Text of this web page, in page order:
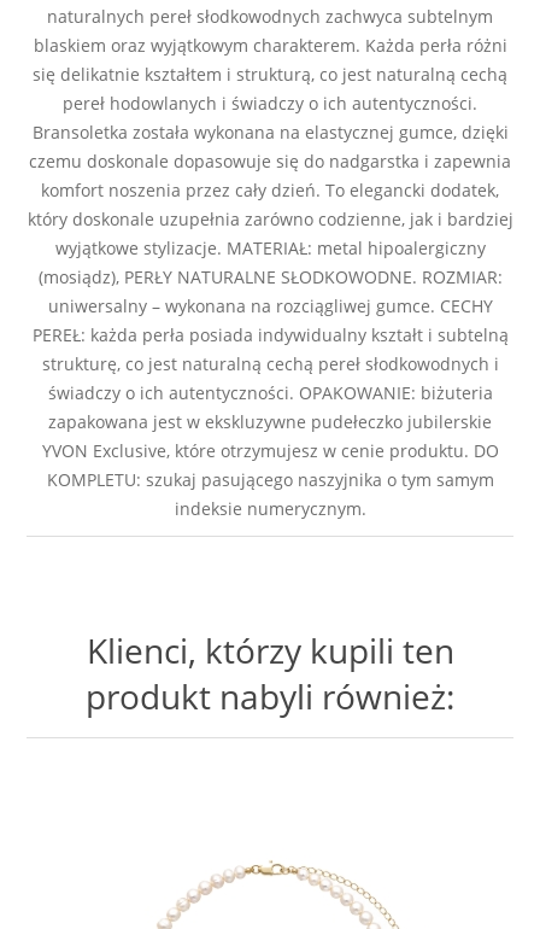
naturalnych pereł słodkowodnych zachwyca subtelnym
blaskiem oraz wyjątkowym charakterem. Każda perła różni
się delikatnie kształtem i strukturą, co jest naturalną cechą
pereł hodowlanych i świadczy o ich autentyczności.
Bransoletka została wykonana na elastycznej gumce, dzięki
czemu doskonale dopasowuje się do nadgarstka i zapewnia
komfort noszenia przez cały dzień. To elegancki dodatek,
który doskonale uzupełnia zarówno codzienne, jak i bardziej
wyjątkowe stylizacje. MATERIAŁ: metal hipoalergiczny
(mosiądz), PERŁY NATURALNE SŁODKOWODNE. ROZMIAR:
uniwersalny – wykonana na rozciągliwej gumce. CECHY
PEREŁ: każda perła posiada indywidualny kształt i subtelną
strukturę, co jest naturalną cechą pereł słodkowodnych i
świadczy o ich autentyczności. OPAKOWANIE: biżuteria
zapakowana jest w ekskluzywne pudełeczko jubilerskie
YVON Exclusive, które otrzymujesz w cenie produktu. DO
KOMPLETU: szukaj pasującego naszyjnika o tym samym
indeksie numerycznym.
Klienci, którzy kupili ten
produkt nabyli również: